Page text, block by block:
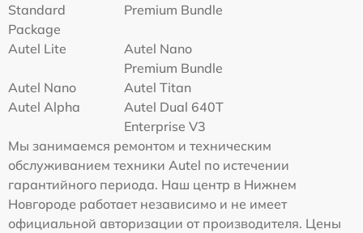
Standard
Package
Premium Bundle
Autel Lite
Autel Nano
Premium Bundle
Autel Nano
Autel Titan
Autel Alpha
Autel Dual 640T
Enterprise V3
Мы занимаемся ремонтом и техническим
обслуживанием техники Autel по истечении
гарантийного периода. Наш центр в Нижнем
Новгороде работает независимо и не имеет
официальной авторизации от производителя. Цены